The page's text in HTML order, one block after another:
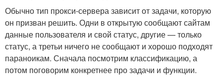
Обычно тип прокси-сервера зависит от задачи, которую
он призван решить. Одни в открытую сообщают сайтам
данные пользователя и свой статус, другие — только
статус, а третьи ничего не сообщают и хорошо подходят
параноикам. Сначала посмотрим классификацию, а
потом поговорим конкретнее про задачи и функции.